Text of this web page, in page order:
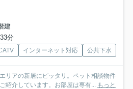
建
分
インターネット対応 公共下水
リアの新居にピッタリ。ペット相談物件
紹介しています。お部屋は専有...
もっと